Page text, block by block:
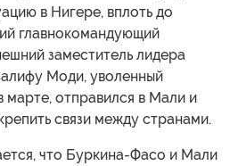
в Нигере, вплоть до
главнокомандующий
заместитель лидера
Моди, уволенный
отправился в Мали и
связи между странами.
что Буркина-Фасо и Мали